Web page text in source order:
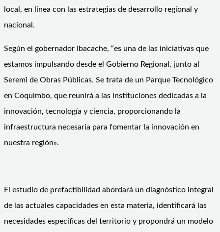
local, en línea con las estrategias de desarrollo regional y
nacional.
Según el gobernador Ibacache, “es una de las iniciativas que
estamos impulsando desde el Gobierno Regional, junto al
Seremi de Obras Públicas. Se trata de un Parque Tecnológico
en Coquimbo, que reunirá a las instituciones dedicadas a la
innovación, tecnología y ciencia, proporcionando la
infraestructura necesaria para fomentar la innovación en
nuestra región».
El estudio de prefactibilidad abordará un diagnóstico integral
de las actuales capacidades en esta materia, identificará las
necesidades específicas del territorio y propondrá un modelo